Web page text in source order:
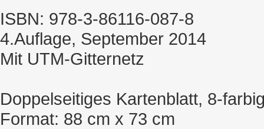
ISBN: 978-3-86116-087-8
4.Auflage, September 2014
Mit UTM-Gitternetz
Doppelseitiges Kartenblatt, 8-
Format: 88 cm x 73 cm